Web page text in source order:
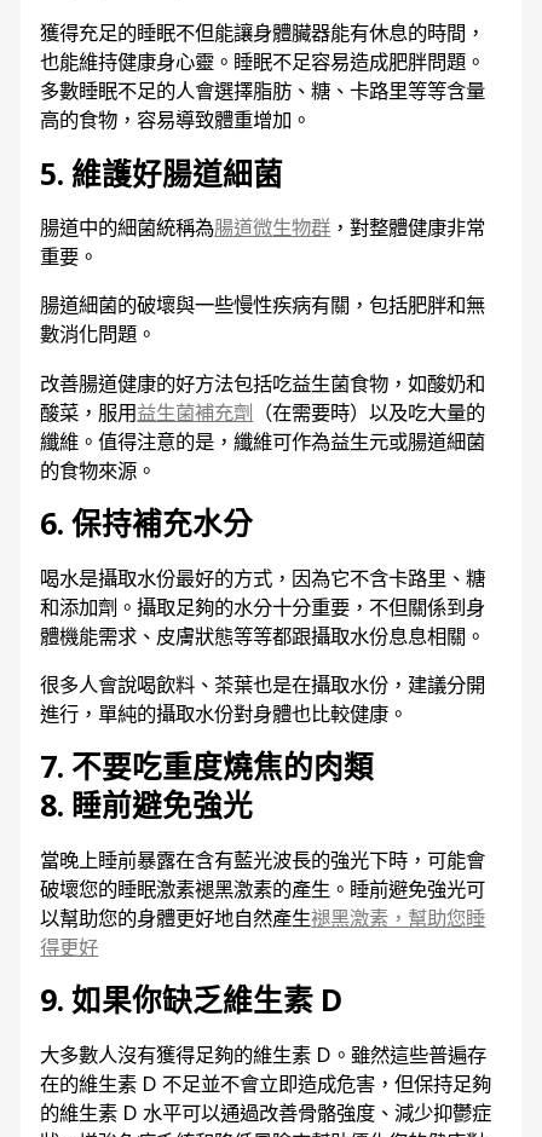
獲得充足的睡眠不但能讓身體臟器能有休息的時間，
也能維持健康身心靈。睡眠不足容易造成肥胖問題。
多數睡眠不足的人會選擇脂肪、糖、卡路里等等含量
高的食物，容易導致體重增加。
5. 維護好腸道細菌
腸道中的細菌統稱為腸道微生物群 ，對整體健康非常
重要。
腸道細菌的破壞與一些慢性疾病有關，包括肥胖和無
數消化問題。
改善腸道健康的好方法包括吃益生菌食物，如酸奶和
酸菜，服用益生菌補充劑 （在需要時）以及吃大量的
纖維。值得注意的是，纖維可作為益生元或腸道細菌
的食物來源。
6. 保持補充水分
喝水是攝取水份最好的方式，因為它不含卡路里、糖
和添加劑。攝取足夠的水分十分重要，不但關係到身
體機能需求、皮膚狀態等等都跟攝取水份息息相關。
很多人會說喝飲料、茶葉也是在攝取水份，建議分開
進行，單純的攝取水份對身體也比較健康。
7. 不要吃重度燒焦的肉類
8. 睡前避免強光
當晚上睡前暴露在含有藍光波長的強光下時，可能會
破壞您的睡眠激素褪黑激素的產生。睡前避免強光可
以幫助您的身體更好地自然產生褪黑激素，幫助您睡
得更好
9. 如果你缺乏維生素 D
大多數人沒有獲得足夠的維生素 D。雖然這些普遍存
在的維生素 D 不足並不會立即造成危害，但保持足夠
的維生素 D 水平可以通過改善骨骼強度、減少抑鬱症